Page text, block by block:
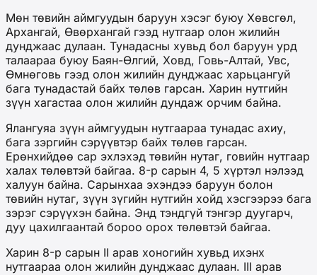
Мөн төвийн аймгуудын баруун хэсэг буюу Хөвсгөл,
Архангай, Өвөрхангай гээд нутгаар олон жилийн
дунджаас дулаан. Тунадасны хувьд бол баруун урд
талаараа буюу Баян-Өлгий, Ховд, Говь-Алтай, Увс,
Өмнөговь гээд олон жилийн дунджаас харьцангуй
бага тунадастай байх төлөв гарсан. Харин нутгийн
зүүн хагастаа олон жилийн дундаж орчим байна.
Ялангуяа зүүн аймгуудын нутгаараа тунадас ахиу,
бага зэргийн сэрүүвтэр байх төлөв гарсан.
Ерөнхийдөө сар эхлэхэд төвийн нутаг, говийн нутгаар
халах төлөвтэй байгаа. 8-р сарын 4, 5 хүртэл нэлээд
халуун байна. Сарынхаа эхэндээ баруун болон
төвийн нутаг, зүүн зүгийн нутгийн хойд хэсгээрээ бага
зэрэг сэрүүхэн байна. Энд тэндгүй тэнгэр дуугарч,
дуу цахилгаантай бороо орох төлөвтэй байгаа.
Харин 8-р сарын II арав хоногийн хувьд ихэнх
нутгаараа олон жилийн дунджаас дулаан. III арав